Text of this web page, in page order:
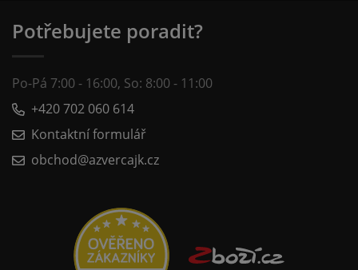
Potřebujete poradit?
Po-Pá 7:00 - 16:00, So: 8:00 - 11:00
+420 702 060 614
Kontaktní formulář
obchod@azvercajk.cz